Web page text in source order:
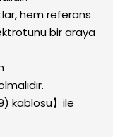
hem referans
bir araya
kablosu】ile